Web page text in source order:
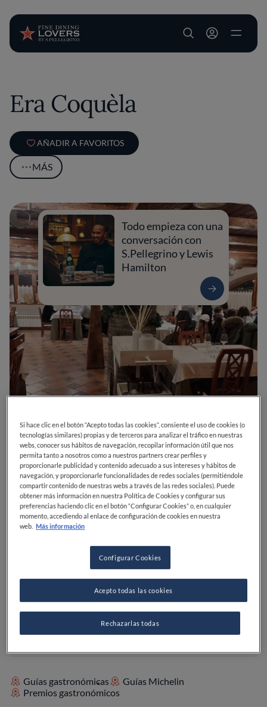
User account
Era Coquèla
AÑADIR A FAVORITOS
MÁS
0 0 0 0 0
Todo empieza con una
conversación con
S.Pellegrino y Lewis
Hamilton
Avenguda Garona, 2925530VielhaLleidaEspaña
CERRADO Abre elJueves,13:00-15:00, 20:00-22:00
VER HORARIOS
VER EN EL MAPA +34 973 64 29 15
Guías gastronómicas
Guías Michelin
Premios gastronómicos
Si hace clic en el botón “Acepto todas las cookies”, consiente el uso de cookies (o
tecnologías similares) propias y de terceros para analizar el tráfico en nuestras
webs, conocer sus hábitos de navegación, recopilar información útil que nos
permita tanto a nosotros como a nuestros partners crear perfiles y
proporcionarle publicidad y contenido adecuado a sus intereses y hábitos de
navegación, y proporcionarle funcionalidades de redes sociales (permitiéndole
compartir contenido de nuestras webs a través de las redes sociales). Puede
obtener más información en nuestra Política de Cookies y configurar sus
preferencias haciendo clic en el botón “Configurar Cookies” o, en cualquier
momento, accediendo al enlace de configuración de cookies en nuestra
web. Más información
Configurar Cookies
Rechazarlas todas
Acepto todas las cookies